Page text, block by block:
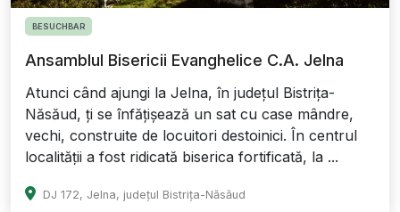
BESUCHBAR
Ansamblul Bisericii Evanghelice C.A. Jelna
Atunci când ajungi la Jelna, în județul Bistrița-
Năsăud, ți se înfățișează un sat cu case mândre,
vechi, construite de locuitori destoinici. În centrul
localității a fost ridicată biserica fortificată, la ...
DJ 172, Jelna, județul Bistrița-Năsăud